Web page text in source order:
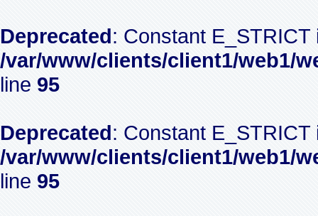
Deprecated: Constant
/var/www/clients/client1/web1/
line 95
Deprecated: Constant
/var/www/clients/client1/web1/
line 95